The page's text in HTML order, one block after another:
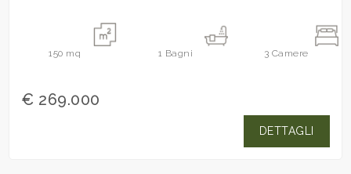
150 mq 1 Bagni 3 Camere
€ 269.000
DETTAGLI